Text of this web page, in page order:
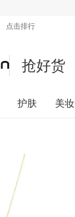
点击排行
抢好货
护肤 美妆